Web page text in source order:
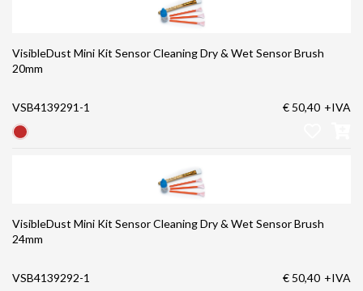
VisibleDust Mini Kit Sensor Cleaning Dry & Wet Sensor Brush
20mm
VSB4139291-1 € 50,40 +IVA
VisibleDust Mini Kit Sensor Cleaning Dry & Wet Sensor Brush
24mm
VSB4139292-1 € 50,40 +IVA